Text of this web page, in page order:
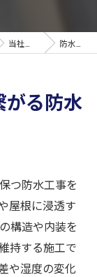
当社の特徴 防水工事
がる防水
つ防水工事を
屋根に浸透す
構造や内装を
持する施工で
や湿度の変化